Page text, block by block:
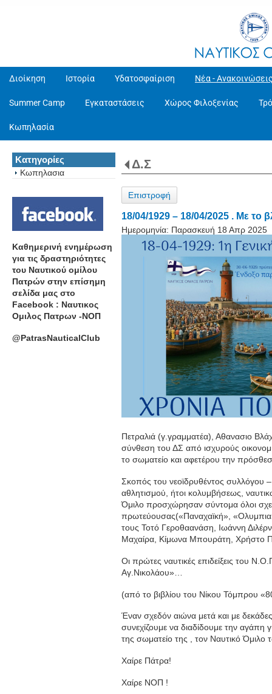
Διοίκηση Ιστορία Υδατοσφαίριση Νέα -
Summer Camp Εγκαταστάσεις Χώρος Φιλοξενίας
Κωπηλασία
Κατηγορίες
Κωπηλασια
Καθημερινή ενημέρωση
για τις δραστηριότητες
του Ναυτικού ομίλου
Πατρών στην επίσημη
σελίδα μας στο
Facebook : Ναυτικος
Ομιλος Πατρων -ΝΟΠ
@PatrasNauticalClub
Δ.Σ
Επιστροφή
18/04/1929 – 18/04/2025 . Με το
Ημερομηνία: Παρασκευή 18 Απρ 2025
Πετραλιά (γ.γραμματέα), Αθανασιο
σύνθεση του ΔΣ από ισχυρούς
το σωματείο και αφετέρου την
Σκοπός του νεοϊδρυθέντος συλλόγου
αθλητισμού, ήτοι κολυμβήσεως,
Όμιλο προσχώρησαν σύντομα όλοι
πρωτεύουσας(«Παναχαϊκή»,
τους Τοτό Γεροθαανάση, Ιωάννη
Μαχαίρα, Κίμωνα Μπουράτη, Χρήστο
Οι πρώτες ναυτικές επιδείξεις του
Αγ.Νικολάου»…
(από το βιβλίου του Νίκου Τόμπρου
Έναν σχεδόν αιώνα μετά και με
συνεχίζουμε να διαδίδουμε την αγάπη
της σωματείο της , τον Ναυτικό
Χαίρε Πάτρα!
Χαίρε ΝΟΠ !